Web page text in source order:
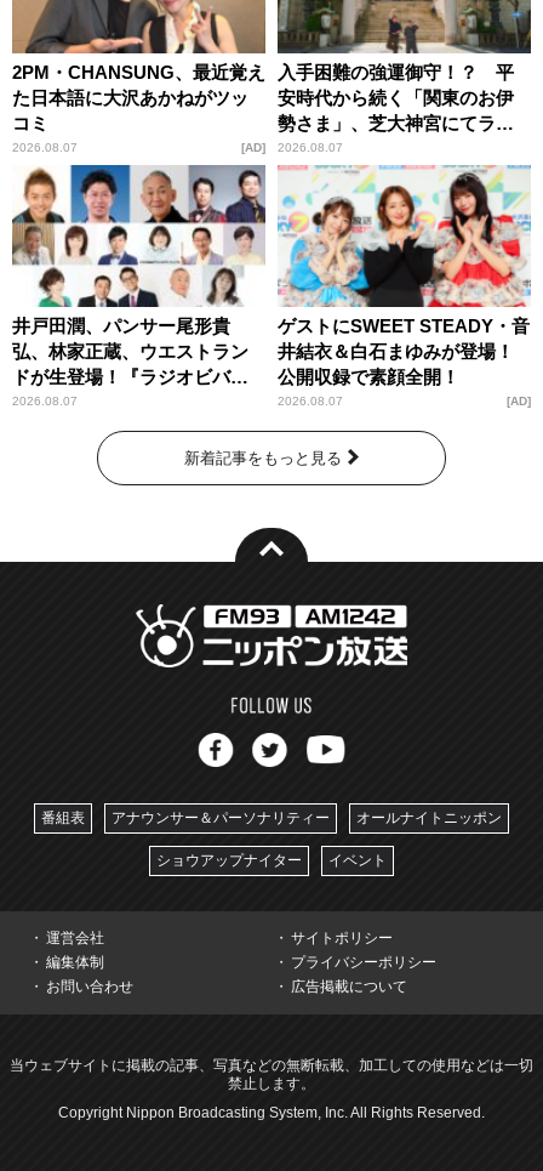
2PM・CHANSUNG、最近覚え
た日本語に大沢あかねがツッ
コミ
2026.08.07 AD
入手困難の強運御守！？ 平
安時代から続く「関東のお伊
勢さま」、芝大神宮にてラン
パンプスが合格祈願！
2026.08.07
井戸田潤、パンサー尾形貴
弘、林家正蔵、ウエストラン
ドが生登場！『ラジオビバリ
ー昼ズ』
2026.08.07
ゲストにSWEET STEADY・音
井結衣＆白石まゆみが登場！
公開収録で素顔全開！
2026.08.07 AD
新着記事をもっと見る
番組表 アナウンサー＆パーソナリティー オールナイトニッポン
ショウアップナイター イベント
運営会社
サイトポリシー
編集体制
プライバシーポリシー
お問い合わせ
広告掲載について
当ウェブサイトに掲載の記事、写真などの無断転載、加工しての使用などは一切
禁止します。
Copyright Nippon Broadcasting System, Inc. All Rights Reserved.